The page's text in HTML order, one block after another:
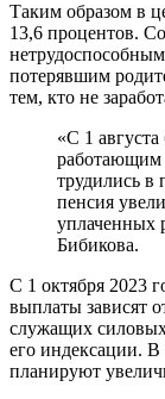
Таким образом в
13,6 процентов.
потерявшим
тем, кто не
«С 1 августа
работающим
трудились в
пенсия
уплаченных
Бибикова.
С 1 октября 2023
выплаты зависят
служащих силовых
его индексации.
планируют